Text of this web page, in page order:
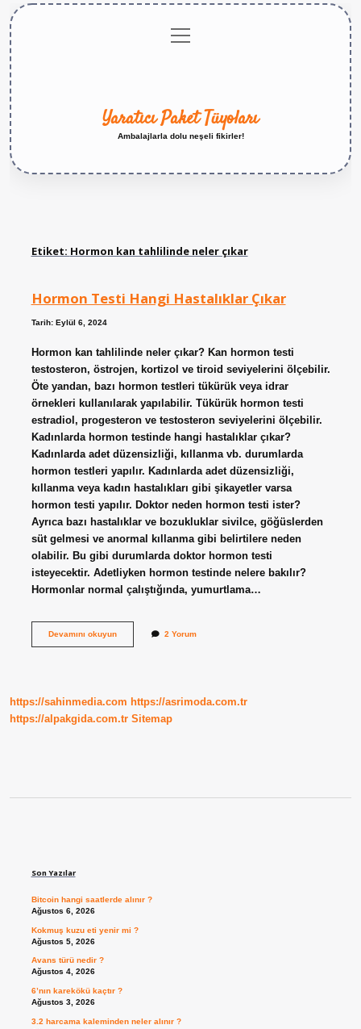
menüyü
aç
Yaratıcı Paket Tüyoları
Ambalajlarla dolu neşeli fikirler!
Etiket: Hormon kan tahlilinde neler çıkar
Hormon Testi Hangi Hastalıklar Çıkar
Tarih: Eylül 6, 2024
Hormon kan tahlilinde neler çıkar? Kan hormon testi
testosteron, östrojen, kortizol ve tiroid seviyelerini ölçebilir.
Öte yandan, bazı hormon testleri tükürük veya idrar
örnekleri kullanılarak yapılabilir. Tükürük hormon testi
estradiol, progesteron ve testosteron seviyelerini ölçebilir.
Kadınlarda hormon testinde hangi hastalıklar çıkar?
Kadınlarda adet düzensizliği, kıllanma vb. durumlarda
hormon testleri yapılır. Kadınlarda adet düzensizliği,
kıllanma veya kadın hastalıkları gibi şikayetler varsa
hormon testi yapılır. Doktor neden hormon testi ister?
Ayrıca bazı hastalıklar ve bozukluklar sivilce, göğüslerden
süt gelmesi ve anormal kıllanma gibi belirtilere neden
olabilir. Bu gibi durumlarda doktor hormon testi
isteyecektir. Adetliyken hormon testinde nelere bakılır?
Hormonlar normal çalıştığında, yumurtlama…
Devamını okuyunHormon
2 Yorum
https://sahinmedia.com https://asrimoda.com.tr
https://alpakgida.com.tr Sitemap
Son Yazılar
Bitcoin hangi saatlerde alınır ?
Ağustos 6, 2026
Kokmuş kuzu eti yenir mi ?
Ağustos 5, 2026
Avans türü nedir ?
Ağustos 4, 2026
6’nın karekökü kaçtır ?
Ağustos 3, 2026
3.2 harcama kaleminden neler alınır ?